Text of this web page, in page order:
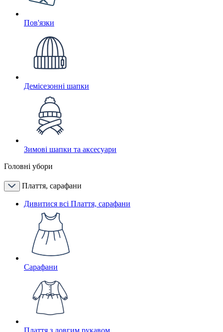
Пов'язки
Демісезонні шапки
Зимові шапки та аксесуари
Головні убори
Плаття, сарафани
Дивитися всі Плаття, сарафани
Сарафани
Плаття з довгим рукавом